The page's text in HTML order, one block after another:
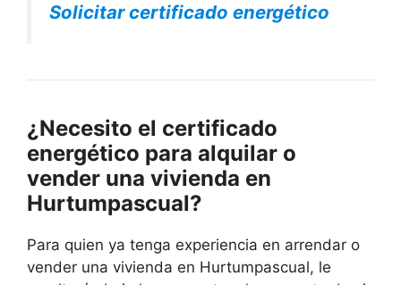
Solicitar certificado energético
¿Necesito el certificado
energético para alquilar o
vender una vivienda en
Hurtumpascual?
Para quien ya tenga experiencia en arrendar o
vender una vivienda en Hurtumpascual, le